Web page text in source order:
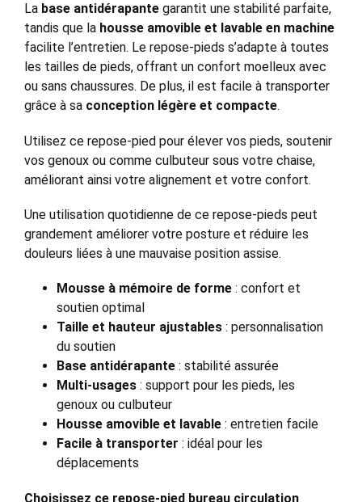
La base antidérapante garantit une stabilité parfaite,
tandis que la housse amovible et lavable en machine
facilite l’entretien. Le repose-pieds s’adapte à toutes
les tailles de pieds, offrant un confort moelleux avec
ou sans chaussures. De plus, il est facile à transporter
grâce à sa conception légère et compacte.
Utilisez ce repose-pied pour élever vos pieds, soutenir
vos genoux ou comme culbuteur sous votre chaise,
améliorant ainsi votre alignement et votre confort.
Une utilisation quotidienne de ce repose-pieds peut
grandement améliorer votre posture et réduire les
douleurs liées à une mauvaise position assise.
Mousse à mémoire de forme : confort et
soutien optimal
Taille et hauteur ajustables : personnalisation
du soutien
Base antidérapante : stabilité assurée
Multi-usages : support pour les pieds, les
genoux ou culbuteur
Housse amovible et lavable : entretien facile
Facile à transporter : idéal pour les
déplacements
Choisissez ce repose-pied bureau circulation